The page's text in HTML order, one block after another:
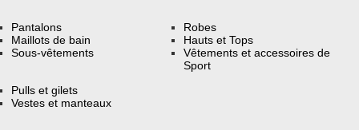
Pantalons
Maillots de bain
Sous-vêtements
Robes
Hauts et Tops
Vêtements et accessoires de
Sport
Pulls et gilets
Vestes et manteaux